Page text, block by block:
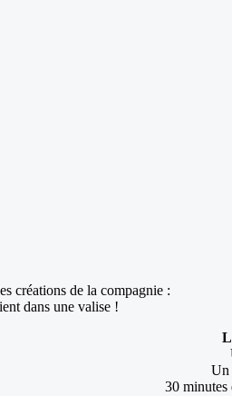
créations de la compagnie :
dans une valise !
Un
30 minutes